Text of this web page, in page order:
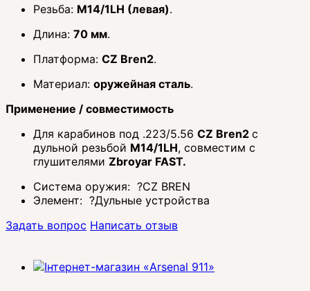
Резьба: M14/1LH (левая).
Длина: 70 мм.
Платформа: CZ Bren2.
Материал: оружейная сталь.
Применение / совместимость
Для карабинов под .223/5.56 CZ Bren2 с
дульной резьбой M14/1LH, совместим с
глушителями Zbroyar FAST.
Система оружия: ?CZ BREN
Элемент: ?Дульные устройства
Задать вопрос Написать отзыв